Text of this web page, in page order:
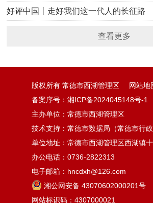
好评中国丨走好我们这一代人的长征路
查看更多
版权所有 常德市西湖管理区
网站地
备案序号：湘ICP备2024045148号-1
主办单位：常德市西湖管理区
技术支持：常德市数据局（常德市行政
单位地址：常德市西湖管理区西湖镇
办公电话：0736-2822313
电子邮箱：hncdxh@126.com
湘公网安备 43070602000201号
网站标识码：4307000021